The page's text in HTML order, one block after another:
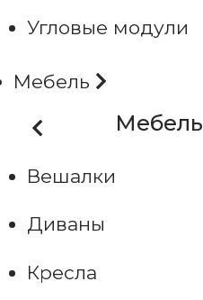
Угловые модули
Мебель
Мебель
Вешалки
Диваны
Кресла